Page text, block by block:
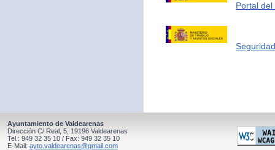
Portal
Ayuntamiento de Valdearenas
Dirección C/ Real, 5, 19196 Valdearenas
Tel.: 949 32 35 10 / Fax: 949 32 35 10
E-Mail: ayto.valdearenas@gmail.com